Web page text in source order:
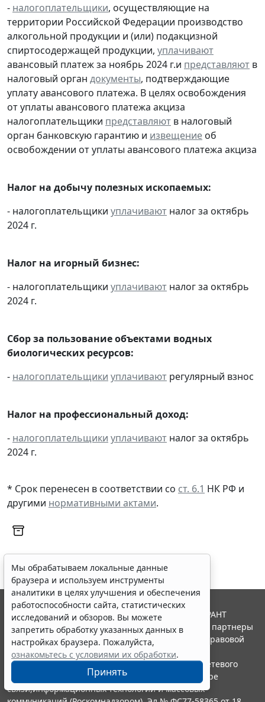
- налогоплательщики, осуществляющие на
территории Российской Федерации производство
алкогольной продукции и (или) подакцизной
спиртосодержащей продукции, уплачивают
авансовый платеж за ноябрь 2024 г.и представляют в
налоговый орган документы, подтверждающие
уплату авансового платежа. В целях освобождения
от уплаты авансового платежа акциза
налогоплательщики представляют в налоговый
орган банковскую гарантию и извещение об
освобождении от уплаты авансового платежа акциза
Налог на добычу полезных ископаемых:
- налогоплательщики уплачивают налог за октябрь
2024 г.
Налог на игорный бизнес:
- налогоплательщики уплачивают налог за октябрь
2024 г.
Сбор за пользование объектами водных
биологических ресурсов:
- налогоплательщики уплачивают регулярный взнос
Налог на профессиональный доход:
- налогоплательщики уплачивают налог за октябрь
2024 г.
* Срок перенесен в соответствии со ст. 6.1 НК РФ и
другими нормативными актами.
Мы обрабатываем локальные данные
браузера и используем инструменты
аналитики в целях улучшения и обеспечения
работоспособности сайта, статистических
исследований и обзоров. Вы можете
запретить обработку указанных данных в
настройках браузера. Пожалуйста,
ознакомьтесь с условиями их обработки.
Принять
© ООО "НПП "ГАРАНТ-СЕРВИС", 2026. Система ГАРАНТ
выпускается с 1990 года. Компания "Гарант" и ее партнеры
являются участниками Российской ассоциации правовой
информации ГАРАНТ.
Портал ГАРАНТ.РУ зарегистрирован в качестве сетевого
издания Федеральной службой по надзору в сфере
связи,информационных технологий и массовых